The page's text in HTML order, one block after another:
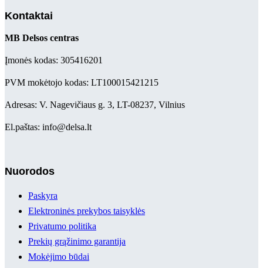
Kontaktai
MB Delsos centras
Įmonės kodas: 305416201
PVM mokėtojo kodas: LT100015421215
Adresas: V. Nagevičiaus g. 3, LT-08237, Vilnius
El.paštas: info@delsa.lt
Nuorodos
Paskyra
Elektroninės prekybos taisyklės
Privatumo politika
Prekių grąžinimo garantija
Mokėjimo būdai